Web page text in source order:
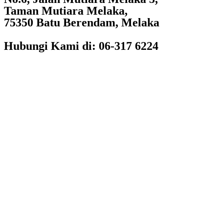
Taman Mutiara Melaka,
75350 Batu Berendam, Melaka
Hubungi Kami di: 06-317 6224